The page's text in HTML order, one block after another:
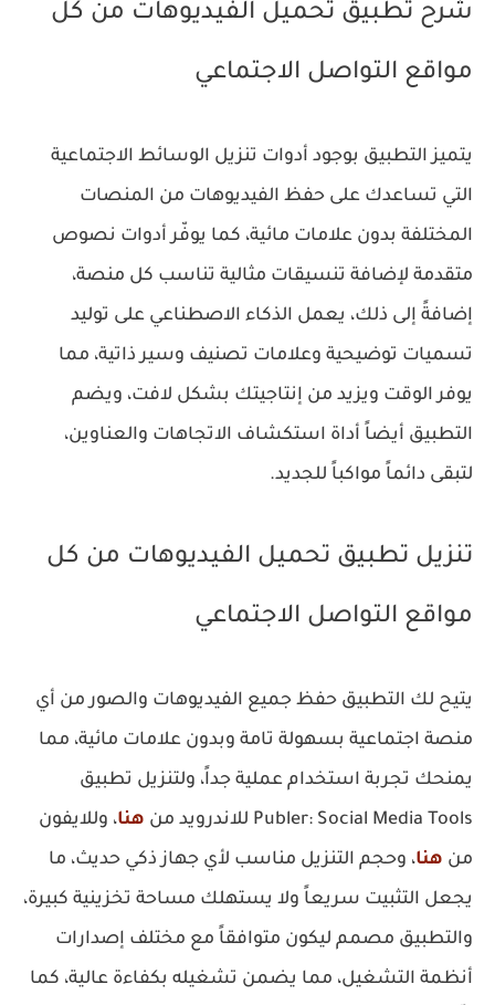
شرح تطبيق تحميل الفيديوهات من كل
مواقع التواصل الاجتماعي
يتميز التطبيق بوجود أدوات تنزيل الوسائط الاجتماعية
التي تساعدك على حفظ الفيديوهات من المنصات
المختلفة بدون علامات مائية، كما يوفّر أدوات نصوص
متقدمة لإضافة تنسيقات مثالية تناسب كل منصة،
إضافةً إلى ذلك، يعمل الذكاء الاصطناعي على توليد
تسميات توضيحية وعلامات تصنيف وسير ذاتية، مما
يوفر الوقت ويزيد من إنتاجيتك بشكل لافت، ويضم
التطبيق أيضاً أداة استكشاف الاتجاهات والعناوين،
لتبقى دائماً مواكباً للجديد.
تنزيل تطبيق تحميل الفيديوهات من كل
مواقع التواصل الاجتماعي
يتيح لك التطبيق حفظ جميع الفيديوهات والصور من أي
منصة اجتماعية بسهولة تامة وبدون علامات مائية، مما
يمنحك تجربة استخدام عملية جداً، ولتنزيل تطبيق
Publer: Social Media Tools للاندرويد من
هنا، وللايفون
من هنا، وحجم التنزيل مناسب لأي جهاز ذكي حديث، ما
يجعل التثبيت سريعاً ولا يستهلك مساحة تخزينية كبيرة،
والتطبيق مصمم ليكون متوافقاً مع مختلف إصدارات
أنظمة التشغيل، مما يضمن تشغيله بكفاءة عالية، كما